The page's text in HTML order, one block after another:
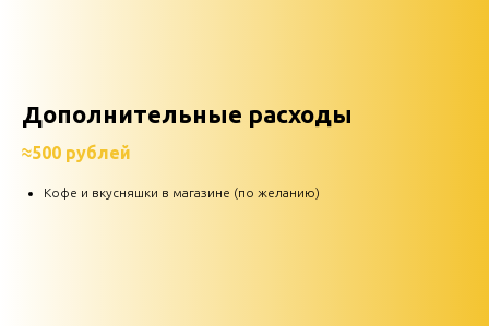
Дополнительные расходы
≈500 рублей
Кофе и вкусняшки в магазине (по желанию)